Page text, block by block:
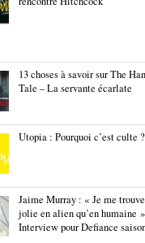
13 choses à savoir sur The
Tale – La servante écarlate
Utopia : Pourquoi c’est culte ?
Jaime Murray : « Je me
jolie en alien qu’en humaine
Interview pour Defiance